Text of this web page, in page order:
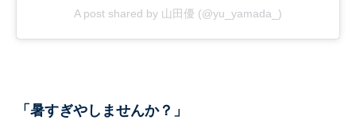
A post shared by 山田優 (@yu_yamada_)
「暑すぎやしませんか？」